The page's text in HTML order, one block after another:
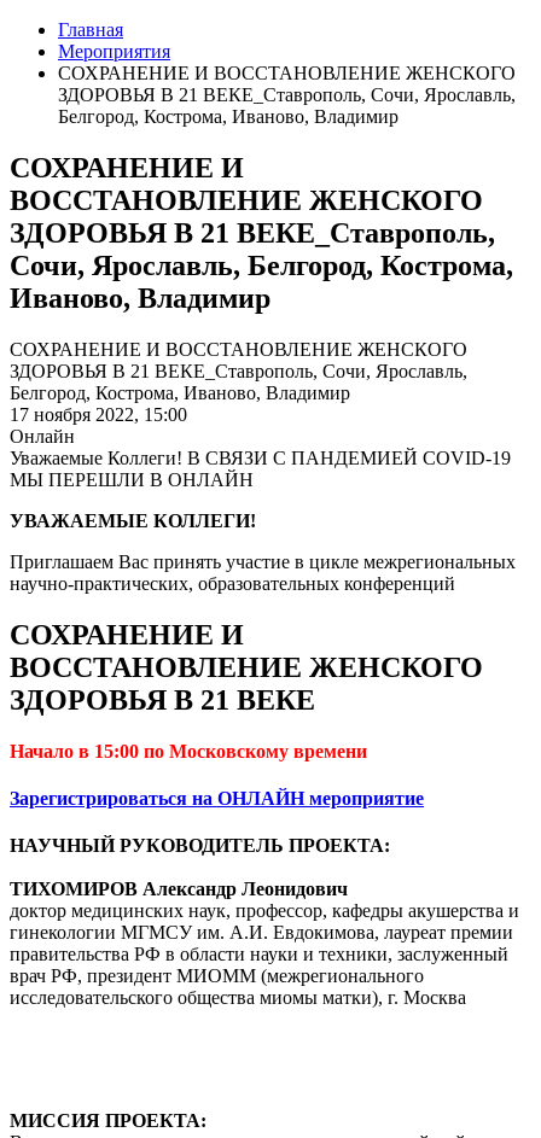
Главная
Мероприятия
СОХРАНЕНИЕ И ВОССТАНОВЛЕНИЕ ЖЕНСКОГО
ЗДОРОВЬЯ В 21 ВЕКЕ_Ставрополь, Сочи, Ярославль,
Белгород, Кострома, Иваново, Владимир
СОХРАНЕНИЕ И
ВОССТАНОВЛЕНИЕ ЖЕНСКОГО
ЗДОРОВЬЯ В 21 ВЕКЕ_Ставрополь,
Сочи, Ярославль, Белгород, Кострома,
Иваново, Владимир
СОХРАНЕНИЕ И ВОССТАНОВЛЕНИЕ ЖЕНСКОГО
ЗДОРОВЬЯ В 21 ВЕКЕ_Ставрополь, Сочи, Ярославль,
Белгород, Кострома, Иваново, Владимир
17 ноября 2022, 15:00
Онлайн
Уважаемые Коллеги! В СВЯЗИ С ПАНДЕМИЕЙ COVID-19
МЫ ПЕРЕШЛИ В ОНЛАЙН
УВАЖАЕМЫЕ КОЛЛЕГИ!
Приглашаем Вас принять участие в цикле межрегиональных
научно-практических, образовательных конференций
СОХРАНЕНИЕ И
ВОССТАНОВЛЕНИЕ ЖЕНСКОГО
ЗДОРОВЬЯ В 21 ВЕКЕ
Начало в 15:00 по Московскому времени
Зарегистрироваться на ОНЛАЙН мероприятие
НАУЧНЫЙ РУКОВОДИТЕЛЬ ПРОЕКТА:
ТИХОМИРОВ Александр Леонидович
доктор медицинских наук, профессор, кафедры акушерства и
гинекологии МГМСУ им. А.И. Евдокимова, лауреат премии
правительства РФ в области науки и техники, заслуженный
врач РФ, президент МИОММ (межрегионального
исследовательского общества миомы матки), г. Москва
МИССИЯ ПРОЕКТА: